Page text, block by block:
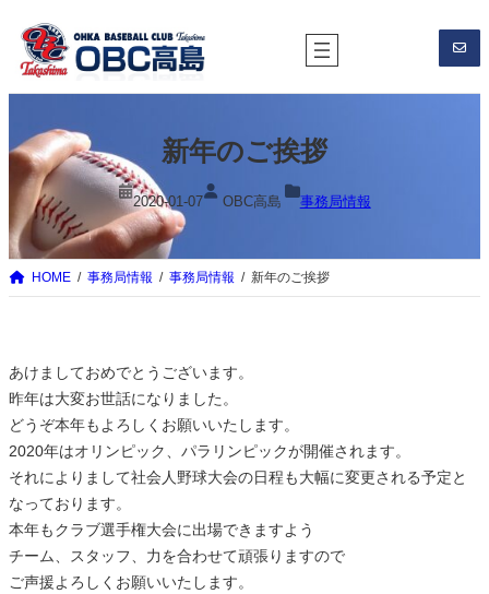
を
ス
ッ
新年のご挨拶
2020-01-07 OBC高島 事務局情報
HOME 事務局情報 事務局情報 新年のご挨拶
あけましておめでとうございます。
昨年は大変お世話になりました。
どうぞ本年もよろしくお願いいたします。
2020年はオリンピック、パラリンピックが開催されます。
それによりまして社会人野球大会の日程も大幅に変更される予定と
なっております。
本年もクラブ選手権大会に出場できますよう
チーム、スタッフ、力を合わせて頑張りますので
ご声援よろしくお願いいたします。